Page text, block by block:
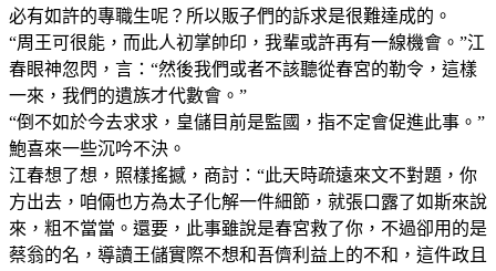
必有如許的專職生呢？所以販子們的訴求是很難達成的。
“周王可很能，而此人初掌帥印，我輩或許再有一線機會。”江
春眼神忽閃，言：“然後我們或者不該聽從春宮的勒令，這樣
一來，我們的遺族才代數會。”
“倒不如於今去求求，皇儲目前是監國，指不定會促進此事。”
鮑喜來一些沉吟不決。
江春想了想，照樣搖撼，商討：“此天時疏遠來文不對題，你
方出去，咱倆也方為太子化解一件細節，就張口露了如斯來說
來，粗不當當。還要，此事雖說是春宮救了你，不過卻用的是
蔡翁的名，導讀王儲實際不想和吾儕利益上的不和，這件政且